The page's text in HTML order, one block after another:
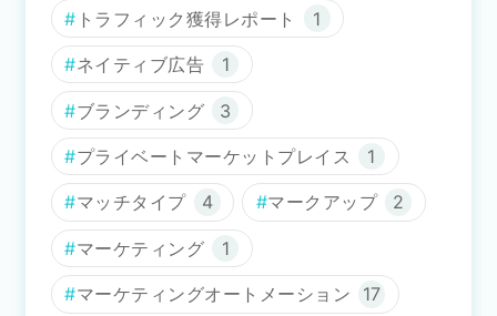
トラフィック獲得レポート 1
ネイティブ広告 1
ブランディング 3
プライベートマーケットプレイス 1
マッチタイプ 4 マークアップ 2
マーケティング 1
マーケティングオートメーション 17